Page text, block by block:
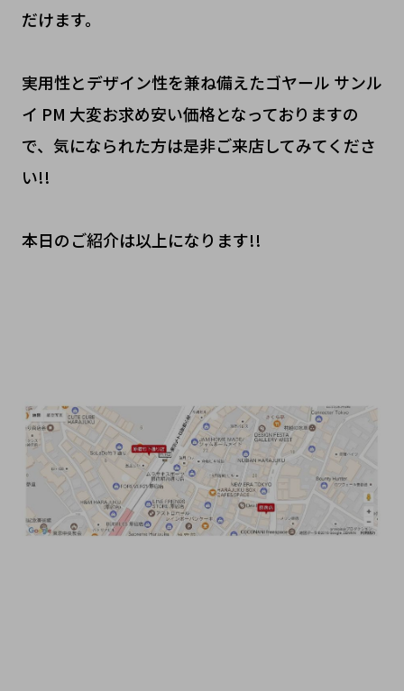
だけます。
実用性とデザイン性を兼ね備えたゴヤール サンル
イ PM 大変お求め安い価格となっておりますの
で、気になられた方は是非ご来店してみてくださ
い!!
本日のご紹介は以上になります!!